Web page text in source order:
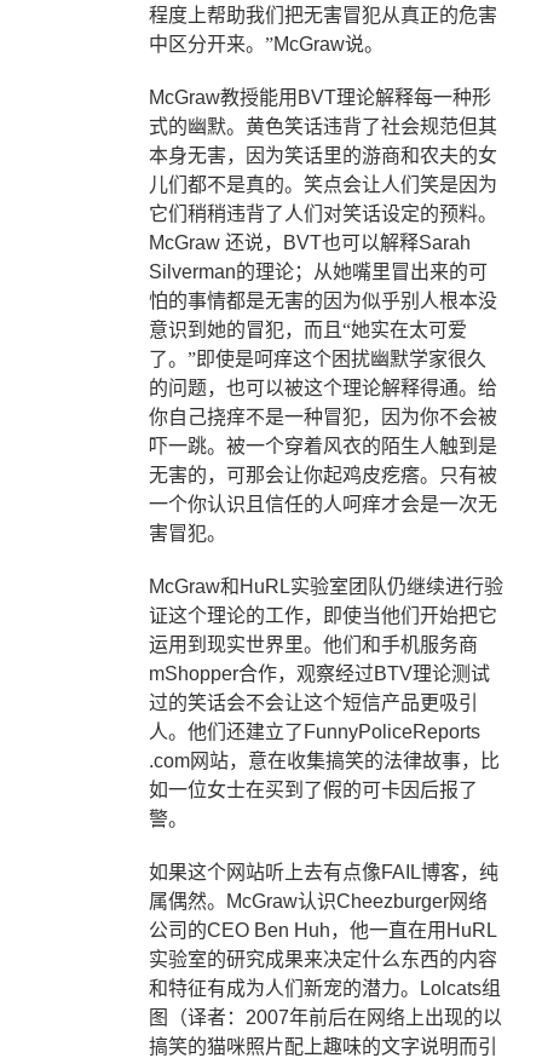
程度上帮助我们把无害冒犯从真正的危害
中区分开来。”McGraw说。
McGraw教授能用 BVT理论解释每一种形
式的幽默。黄色笑话违背了社会规范但其
本身无害，因为笑话里的游商和农夫的女
儿们都不是真的。笑点会让人们笑是因为
它们稍稍违背了人们对笑话设定的预料。
McGraw 还说， BVT也可以解释Sarah
Silverman的理论；从她嘴里冒出来的可
怕的事情都是无害的因为似乎别人根本没
意识到她的冒犯，而且“她实在太可爱
了。”即使是呵痒这个困扰幽默学家很久
的问题，也可以被这个理论解释得通。给
你自己挠痒不是一种冒犯，因为你不会被
吓一跳。被一个穿着风衣的陌生人触到是
无害的，可那会让你起鸡皮疙瘩。只有被
一个你认识且信任的人呵痒才会是一次无
害冒犯。
McGraw和 HuRL实验室团队仍继续进行验
证这个理论的工作，即使当他们开始把它
运用到现实世界里。他们和手机服务商
mShopper合作，观察经过BTV理论测试
过的笑话会不会让这个短信产品更吸引
人。他们还建立了 FunnyPoliceReports
.com网站，意在收集搞笑的法律故事，比
如一位女士在买到了假的可卡因后报了
警。
如果这个网站听上去有点像FAIL博客，纯
属偶然。
McGraw认识Cheezburger网络
公司的CEO Ben Huh，他一直在用 HuRL
实验室的研究成果来决定什么东西的内容
和特征有成为人们新宠的潜力。
Lolcats组
图（译者： 2007年前后在网络上出现的以
搞笑的猫咪照片配上趣味的文字说明而引